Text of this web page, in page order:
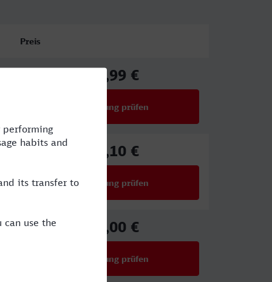
Preis
45,99 €
Verbindung prüfen
60,10 €
Verbindung prüfen
51,00 €
Verbindung prüfen